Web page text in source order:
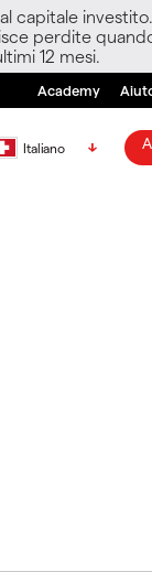
capitale
perdite
12 mesi.
Academy
Italiano